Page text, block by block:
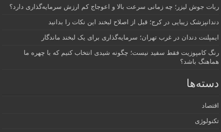
ربات جوش لیزر؛ چه زمانی سرعت بالا و اعوجاج کم ارزش سرمایه‌گذاری دارد؟
دندانپزشک زیبایی در کرج؛ قبل از اصلاح لبخند این نکات را بدانید
ایمپلنت دندان در غرب تهران؛ سرمایه‌گذاری برای یک لبخند ماندگار
رنگ کامپوزیت فقط سفید نیست؛ چگونه شیدی انتخاب کنیم که با چهره ما
هماهنگ باشد؟
دسته‌ها
اقتصاد
تکنولوژی